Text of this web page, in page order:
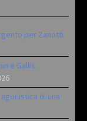
per Zanotti
e Gallis.
di una